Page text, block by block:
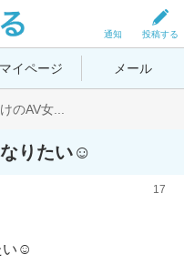
投稿する
通知
マイページ メール
のAV女...
りたい☺️
17
い☺️